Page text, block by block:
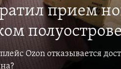
прием
Ozon отказывается